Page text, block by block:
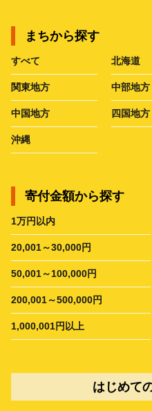
まちから探す
すべて 北海道
関東地方 中部地方
中国地方 四国地方
沖縄
寄付金額から探す
1万円以内
20,001～30,000円
50,001～100,000円
200,001～500,000円
1,000,001円以上
はじめて